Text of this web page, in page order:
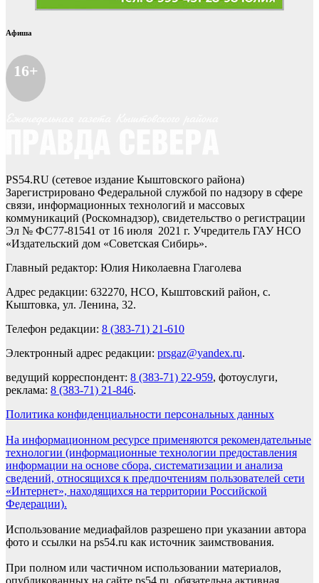
Афиша
16+
PS54.RU (сетевое издание Кыштовского района)
Зарегистрировано Федеральной службой по надзору в сфере
связи, информационных технологий и массовых
коммуникаций (Роскомнадзор), свидетельство о регистрации
Эл № ФС77-81541 от 16 июля 2021 г. Учредитель ГАУ НСО
«Издательский дом «Советская Сибирь».
Главный редактор: Юлия Николаевна Глаголева
Адрес редакции: 632270, НСО, Кыштовский район, с.
Кыштовка, ул. Ленина, 32.
Телефон редакции: 8 (383-71) 21-610
Электронный адрес редакции: prsgaz@yandex.ru.
ведущий корреспондент: 8 (383-71) 22-959, фотоуслуги,
реклама: 8 (383-71) 21-846.
Политика конфиденциальности персональных данных
На информационном ресурсе применяются рекомендательные
технологии (информационные технологии предоставления
информации на основе сбора, систематизации и анализа
сведений, относящихся к предпочтениям пользователей сети
«Интернет», находящихся на территории Российской
Федерации).
Использование медиафайлов разрешено при указании автора
фото и ссылки на ps54.ru как источник заимствования.
При полном или частичном использовании материалов,